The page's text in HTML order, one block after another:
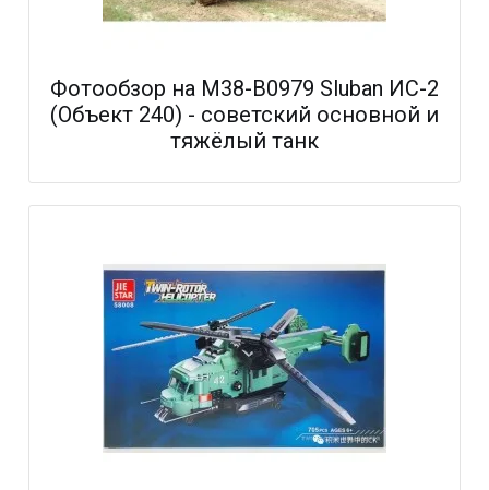
Фотообзор на M38-B0979 Sluban ИС-2
(Объект 240) - советский основной и
тяжёлый танк